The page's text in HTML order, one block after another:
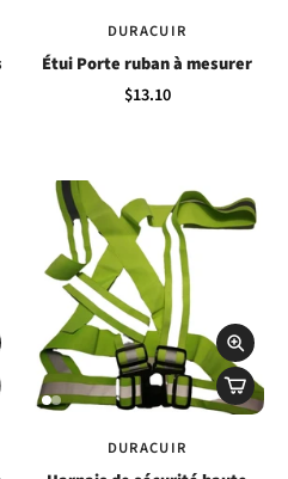
DURACUIR
Étui Porte ruban à mesurer
$13.10
DURACUIR